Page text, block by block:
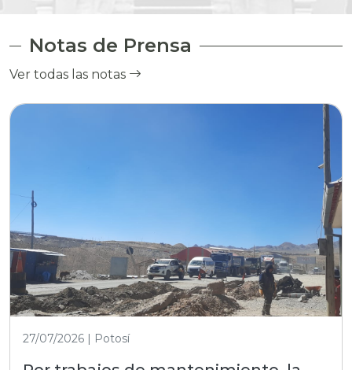
Notas de Prensa
Ver todas las notas
27/07/2026 | Potosí